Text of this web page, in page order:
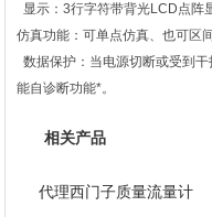
显示：3行字符带背光LCD点阵
仿真功能：可单点仿真、也可区
数据保护：当电源切断或受到
能自诊断功能*。
相关产品
代理西门子质量流量计